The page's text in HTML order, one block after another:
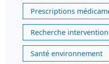
Prescriptions
Recherche
Santé environnement